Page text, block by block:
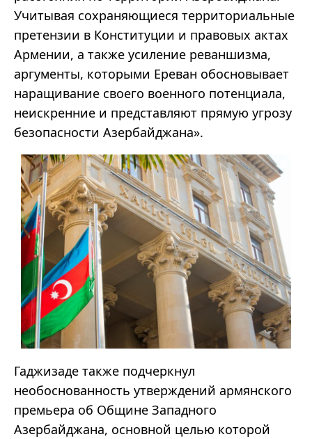
Учитывая сохраняющиеся территориальные
претензии в Конституции и правовых актах
Армении, а также усиление реваншизма,
аргументы, которыми Ереван обосновывает
наращивание своего военного потенциала,
неискренние и представляют прямую угрозу
безопасности Азербайджана».
Гаджизаде также подчеркнул
необоснованность утверждений армянского
премьера об Общине Западного
Азербайджана, основной целью которой